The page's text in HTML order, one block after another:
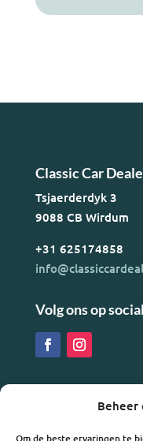
Beheer
Om de beste ervaringen te
Classic Car
Tsjaerderdyk 3
9088 CB Wirdum
+31 625174858
Volg ons op